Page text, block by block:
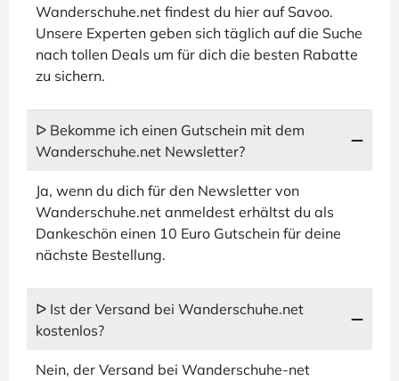
Wanderschuhe.net findest du hier auf Savoo.
Unsere Experten geben sich täglich auf die Suche
nach tollen Deals um für dich die besten Rabatte
zu sichern.
ᐅ Bekomme ich einen Gutschein mit dem
Wanderschuhe.net Newsletter?
Ja, wenn du dich für den Newsletter von
Wanderschuhe.net anmeldest erhältst du als
Dankeschön einen 10 Euro Gutschein für deine
nächste Bestellung.
ᐅ Ist der Versand bei Wanderschuhe.net
kostenlos?
Nein, der Versand bei Wanderschuhe-net